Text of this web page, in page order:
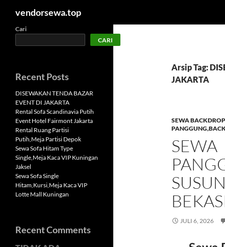
Langsung
vendorsewa.top
Arsip Tag:
JAKARTA
SEWA
SEWA
JULI 6, 2026
Cari
CARI
Recent Posts
DISEWAKAN TENDA BAZAR
EVENT DI JAKARTA
Rental Sofa Scandinavia Putih
Event Hotel Fairmont Jakarta
Rental Ruang Partisi
Putih,Meja Partisi Depok
Sewa Sofa Hitam Type
Single,Meja Kaca VIP Kuningan
Jaksel
Sewa Sofa Single
Hitam,Kursi,Meja Kaca VIP
Lotte Mall Kuningan
Recent Comments